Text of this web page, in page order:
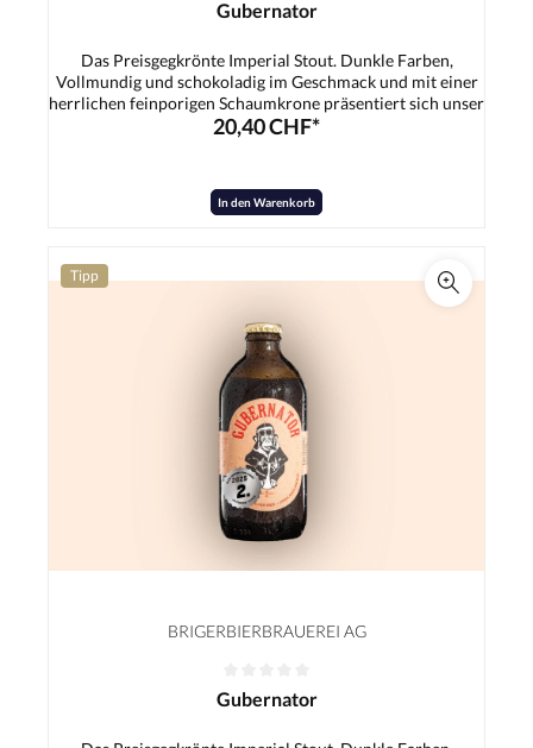
Gubernator
Das Preisgegkrönte Imperial Stout. Dunkle Farben,
Vollmundig und schokoladig im Geschmack und mit einer
herrlichen feinporigen Schaumkrone präsentiert sich unser
Gubernator! Sein ausgewogener körper und die angenehm
20,40 CHF*
In den Warenkorb
Tipp
BRIGERBIERBRAUEREI AG
Gubernator